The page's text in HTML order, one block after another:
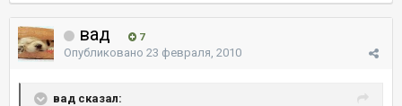
вад 7
Опубликовано 23 февраля, 2010
вад сказал: